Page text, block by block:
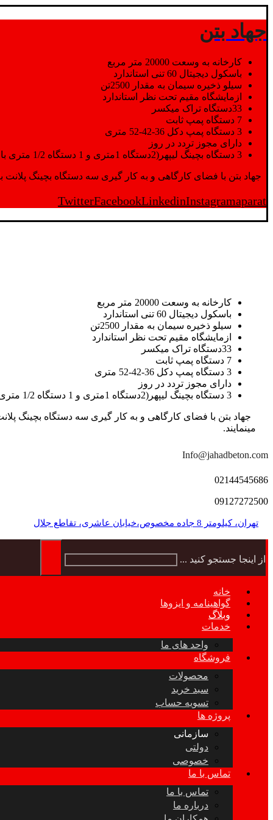
جهاد بتن
کارخانه به وسعت 20000 متر مربع
باسکول دیجیتال 60 تنی استاندارد
سیلو ذخیره سیمان به مقدار 2500تن
ازمایشگاه مقیم تحت نظر استاندارد
33دستگاه تراک میکسر
7 دستگاه پمپ ثابت
3 دستگاه پمپ دکل 36-42-52 متری
دارای مجوز تردد در روز
3 دستگاه بچینگ لیپهر(2دستگاه 1متری و 1 دستگاه 1/2 متری با توان تولید 150 متر مکعب در ساعت)
جهاد بتن با فضای کارگاهی و به کار گیری سه دستگاه بچینگ پلانت با ظرفیت 2500 تن در کنار پرسنل متخصص و پر تلاش واحدهای تولید و ازمایشگاه,بتن با کیفیت را برای واحد
TwitterFacebookLinkedinInstagramaparat
کارخانه به وسعت 20000 متر مربع
باسکول دیجیتال 60 تنی استاندارد
سیلو ذخیره سیمان به مقدار 2500تن
ازمایشگاه مقیم تحت نظر استاندارد
33دستگاه تراک میکسر
7 دستگاه پمپ ثابت
3 دستگاه پمپ دکل 36-42-52 متری
دارای مجوز تردد در روز
3 دستگاه بچینگ لیپهر(2دستگاه 1متری و 1 دستگاه 1/2 متری با توان تولید 150 متر مکعب در ساعت)
مینمایند.
Info@jahadbeton.com
02144545686
09127272500
تهران، کیلومتر 8 جاده مخصوص،خیابان عاشری، تقاطع جلال
از اینجا جستجو کنید ...
خانه
گواهینامه و ایزوها
وبلاگ
خدمات
واحد های ما
فروشگاه
محصولات
سبد خرید
تسویه حساب
پروژه ها
سازمانی
دولتی
خصوصی
تماس با ما
تماس با ما
درباره ما